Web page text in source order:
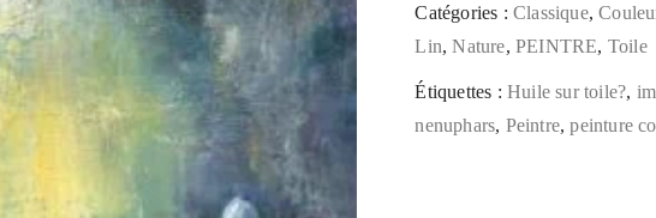
Catégories :Classique,
Lin,Nature,PEINTRE, Toile
Étiquettes :Huile sur toile?,
nenuphars, Peintre,peinture